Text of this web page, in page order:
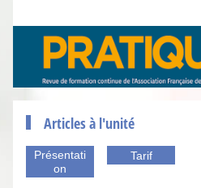
Articles à l'unité
Présentati
on
Tarif